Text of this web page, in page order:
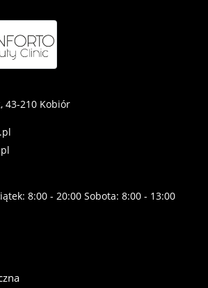
43-210 Kobiór
8:00 - 20:00 Sobota: 8:00 - 13:00